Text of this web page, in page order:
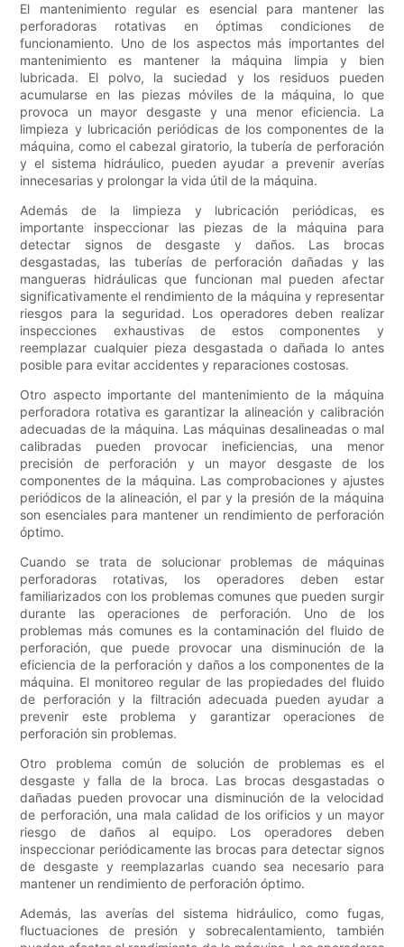
El mantenimiento regular es esencial para mantener las
perforadoras rotativas en óptimas condiciones de
funcionamiento. Uno de los aspectos más importantes del
mantenimiento es mantener la máquina limpia y bien
lubricada. El polvo, la suciedad y los residuos pueden
acumularse en las piezas móviles de la máquina, lo que
provoca un mayor desgaste y una menor eficiencia. La
limpieza y lubricación periódicas de los componentes de la
máquina, como el cabezal giratorio, la tubería de perforación
y el sistema hidráulico, pueden ayudar a prevenir averías
innecesarias y prolongar la vida útil de la máquina.
Además de la limpieza y lubricación periódicas, es
importante inspeccionar las piezas de la máquina para
detectar signos de desgaste y daños. Las brocas
desgastadas, las tuberías de perforación dañadas y las
mangueras hidráulicas que funcionan mal pueden afectar
significativamente el rendimiento de la máquina y representar
riesgos para la seguridad. Los operadores deben realizar
inspecciones exhaustivas de estos componentes y
reemplazar cualquier pieza desgastada o dañada lo antes
posible para evitar accidentes y reparaciones costosas.
Otro aspecto importante del mantenimiento de la máquina
perforadora rotativa es garantizar la alineación y calibración
adecuadas de la máquina. Las máquinas desalineadas o mal
calibradas pueden provocar ineficiencias, una menor
precisión de perforación y un mayor desgaste de los
componentes de la máquina. Las comprobaciones y ajustes
periódicos de la alineación, el par y la presión de la máquina
son esenciales para mantener un rendimiento de perforación
óptimo.
Cuando se trata de solucionar problemas de máquinas
perforadoras rotativas, los operadores deben estar
familiarizados con los problemas comunes que pueden surgir
durante las operaciones de perforación. Uno de los
problemas más comunes es la contaminación del fluido de
perforación, que puede provocar una disminución de la
eficiencia de la perforación y daños a los componentes de la
máquina. El monitoreo regular de las propiedades del fluido
de perforación y la filtración adecuada pueden ayudar a
prevenir este problema y garantizar operaciones de
perforación sin problemas.
Otro problema común de solución de problemas es el
desgaste y falla de la broca. Las brocas desgastadas o
dañadas pueden provocar una disminución de la velocidad
de perforación, una mala calidad de los orificios y un mayor
riesgo de daños al equipo. Los operadores deben
inspeccionar periódicamente las brocas para detectar signos
de desgaste y reemplazarlas cuando sea necesario para
mantener un rendimiento de perforación óptimo.
Además, las averías del sistema hidráulico, como fugas,
fluctuaciones de presión y sobrecalentamiento, también